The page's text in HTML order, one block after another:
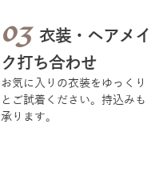
03 衣装・ヘアメイ
ク打ち合わせ
お気に入りの衣装をゆっくり
とご試着ください。持込みも
承ります。